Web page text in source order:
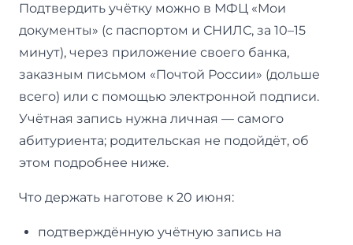
Подтвердить учётку можно в МФЦ «Мои
документы» (с паспортом и СНИЛС, за 10–15
минут), через приложение своего банка,
заказным письмом «Почтой России» (дольше
всего) или с помощью электронной подписи.
Учётная запись нужна личная — самого
абитуриента; родительская не подойдёт, об
этом подробнее ниже.
Что держать наготове к 20 июня:
подтверждённую учётную запись на